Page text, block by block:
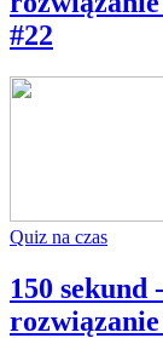
#22
Quiz na czas
150